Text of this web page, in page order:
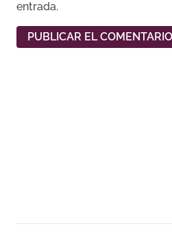
entrada.